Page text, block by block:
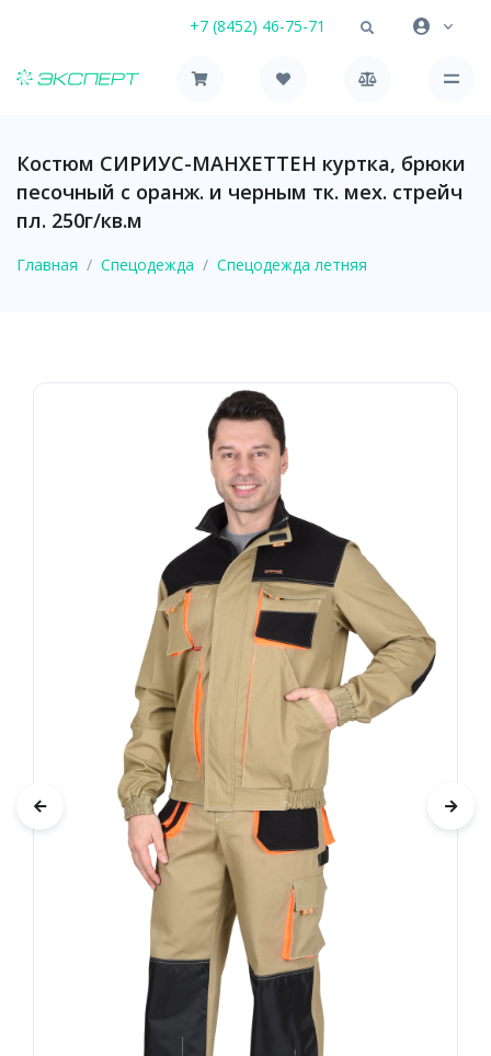
+7 (8452) 46-75-71
Костюм СИРИУС-МАНХЕТТЕН куртка, брюки
песочный с оранж. и черным тк. мех. стрейч
пл. 250г/кв.м
Главная Спецодежда Спецодежда летняя